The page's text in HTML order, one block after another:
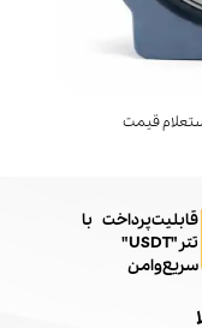
​قابلیت پرداخت با
تتر"USDT"
سریع و امن